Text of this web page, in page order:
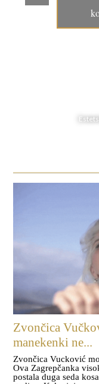
Zvončica
manekenki ne...
Zvončica Vucković
Ova Zagrepčanka
postala duga seda